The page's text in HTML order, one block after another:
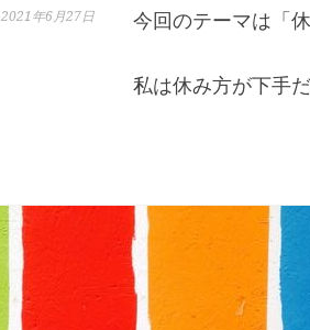
2021年6月27日 今回のテーマは「
私は休み方が下手